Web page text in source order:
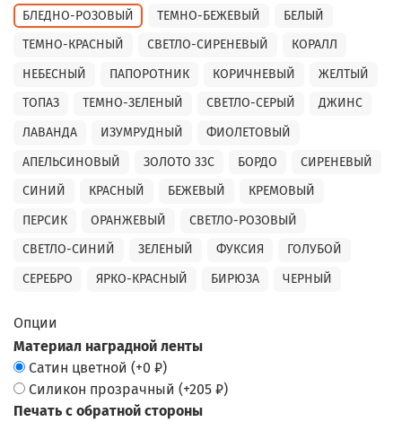
БЛЕДНО-РОЗОВЫЙ ТЕМНО-БЕЖЕВЫЙ
БЕЛЫЙ
ТЕМНО-КРАСНЫЙ
СВЕТЛО-СИРЕНЕВЫЙ
КОРАЛЛ
НЕБЕСНЫЙ
ПАПОРОТНИК КОРИЧНЕВЫЙ
ЖЕЛТЫЙ
ТОПАЗ
ТЕМНО-ЗЕЛЕНЫЙ СВЕТЛО-СЕРЫЙ
ДЖИНС
ЛАВАНДА
ИЗУМРУДНЫЙ
ФИОЛЕТОВЫЙ
АПЕЛЬСИНОВЫЙ
ЗОЛОТО 33С БОРДО
СИРЕНЕВЫЙ
СИНИЙ
КРАСНЫЙ БЕЖЕВЫЙ
КРЕМОВЫЙ
ПЕРСИК
ОРАНЖЕВЫЙ
СВЕТЛО-РОЗОВЫЙ
СВЕТЛО-СИНИЙ
ЗЕЛЕНЫЙ ФУКСИЯ
ГОЛУБОЙ
СЕРЕБРО
ЯРКО-КРАСНЫЙ БИРЮЗА ЧЕРНЫЙ
Опции
Материал наградной ленты
Сатин цветной (+0 ₽)
Силикон прозрачный (+205 ₽)
Печать с обратной стороны